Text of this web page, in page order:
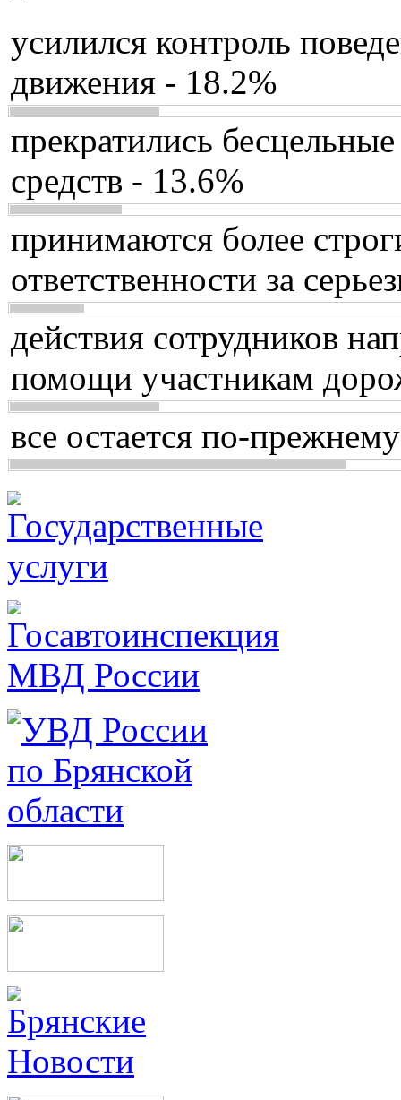
усилился контроль
движения - 18.2%
прекратились
средств - 13.6%
принимаются более
ответственности за
действия сотрудников
помощи участникам
все остается по-